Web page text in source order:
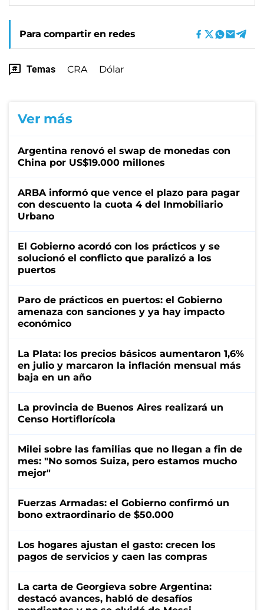
Para compartir en redes
Temas CRA Dólar
Ver más
Argentina renovó el swap de monedas con
China por US$19.000 millones
ARBA informó que vence el plazo para pagar
con descuento la cuota 4 del Inmobiliario
Urbano
El Gobierno acordó con los prácticos y se
solucionó el conflicto que paralizó a los
puertos
Paro de prácticos en puertos: el Gobierno
amenaza con sanciones y ya hay impacto
económico
La Plata: los precios básicos aumentaron 1,6%
en julio y marcaron la inflación mensual más
baja en un año
La provincia de Buenos Aires realizará un
Censo Hortiflorícola
Milei sobre las familias que no llegan a fin de
mes: "No somos Suiza, pero estamos mucho
mejor"
Fuerzas Armadas: el Gobierno confirmó un
bono extraordinario de $50.000
Los hogares ajustan el gasto: crecen los
pagos de servicios y caen las compras
La carta de Georgieva sobre Argentina:
destacó avances, habló de desafíos